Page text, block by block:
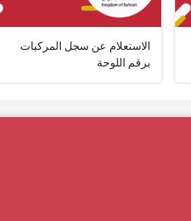
الاستعلام عن سجل المركبات
برقم اللوحة